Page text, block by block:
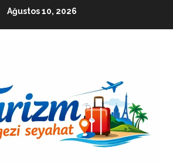
Ağustos 10, 2026